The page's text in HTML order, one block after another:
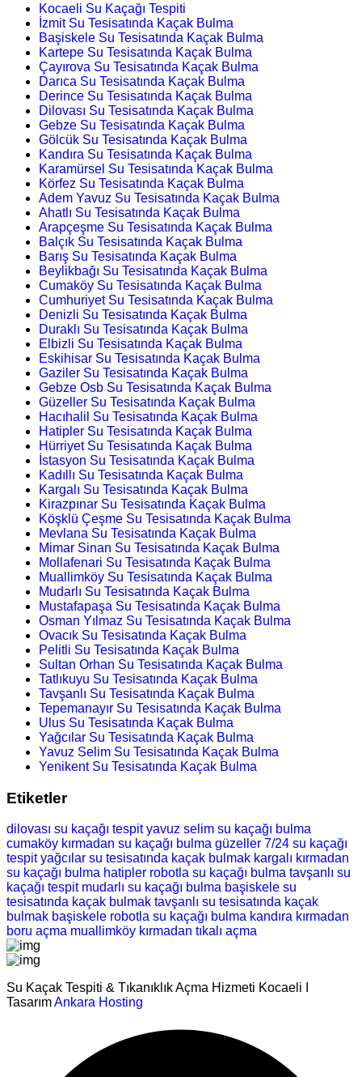
Kocaeli Su Kaçağı Tespiti
İzmit Su Tesisatında Kaçak Bulma
Başiskele Su Tesisatında Kaçak Bulma
Kartepe Su Tesisatında Kaçak Bulma
Çayırova Su Tesisatında Kaçak Bulma
Darıca Su Tesisatında Kaçak Bulma
Derince Su Tesisatında Kaçak Bulma
Dilovası Su Tesisatında Kaçak Bulma
Gebze Su Tesisatında Kaçak Bulma
Gölcük Su Tesisatında Kaçak Bulma
Kandıra Su Tesisatında Kaçak Bulma
Karamürsel Su Tesisatında Kaçak Bulma
Körfez Su Tesisatında Kaçak Bulma
Adem Yavuz Su Tesisatında Kaçak Bulma
Ahatlı Su Tesisatında Kaçak Bulma
Arapçeşme Su Tesisatında Kaçak Bulma
Balçık Su Tesisatında Kaçak Bulma
Barış Su Tesisatında Kaçak Bulma
Beylikbağı Su Tesisatında Kaçak Bulma
Cumaköy Su Tesisatında Kaçak Bulma
Cumhuriyet Su Tesisatında Kaçak Bulma
Denizli Su Tesisatında Kaçak Bulma
Duraklı Su Tesisatında Kaçak Bulma
Elbizli Su Tesisatında Kaçak Bulma
Eskihisar Su Tesisatında Kaçak Bulma
Gaziler Su Tesisatında Kaçak Bulma
Gebze Osb Su Tesisatında Kaçak Bulma
Güzeller Su Tesisatında Kaçak Bulma
Hacıhalil Su Tesisatında Kaçak Bulma
Hatipler Su Tesisatında Kaçak Bulma
Hürriyet Su Tesisatında Kaçak Bulma
İstasyon Su Tesisatında Kaçak Bulma
Kadıllı Su Tesisatında Kaçak Bulma
Kargalı Su Tesisatında Kaçak Bulma
Kirazpınar Su Tesisatında Kaçak Bulma
Köşklü Çeşme Su Tesisatında Kaçak Bulma
Mevlana Su Tesisatında Kaçak Bulma
Mimar Sinan Su Tesisatında Kaçak Bulma
Mollafenari Su Tesisatında Kaçak Bulma
Muallimköy Su Tesisatında Kaçak Bulma
Mudarlı Su Tesisatında Kaçak Bulma
Mustafapaşa Su Tesisatında Kaçak Bulma
Osman Yılmaz Su Tesisatında Kaçak Bulma
Ovacık Su Tesisatında Kaçak Bulma
Pelitli Su Tesisatında Kaçak Bulma
Sultan Orhan Su Tesisatında Kaçak Bulma
Tatlıkuyu Su Tesisatında Kaçak Bulma
Tavşanlı Su Tesisatında Kaçak Bulma
Tepemanayır Su Tesisatında Kaçak Bulma
Ulus Su Tesisatında Kaçak Bulma
Yağcılar Su Tesisatında Kaçak Bulma
Yavuz Selim Su Tesisatında Kaçak Bulma
Yenikent Su Tesisatında Kaçak Bulma
Etiketler
dilovası su kaçağı tespit yavuz selim su kaçağı bulma
cumaköy kırmadan su kaçağı bulma güzeller 7/24 su kaçağı
tespit yağcılar su tesisatında kaçak bulmak kargalı kırmadan
su kaçağı bulma hatipler robotla su kaçağı bulma tavşanlı su
kaçağı tespit mudarlı su kaçağı bulma başiskele su
tesisatında kaçak bulmak tavşanlı su tesisatında kaçak
bulmak başiskele robotla su kaçağı bulma kandıra kırmadan
boru açma muallimköy kırmadan tıkalı açma
Su Kaçak Tespiti & Tıkanıklık Açma Hizmeti Kocaeli I
TasarımAnkara Hosting